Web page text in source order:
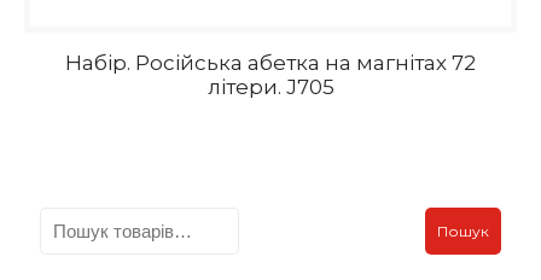
Набір. Російська абетка на магнітах 72
літери. J705
Пошук